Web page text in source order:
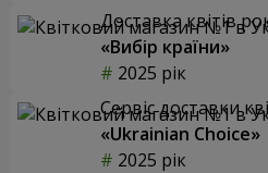
Доставка квітів
«Вибір країни»
2025 рік
Сервіс доставки
«Ukrainian Choice»
2025 рік